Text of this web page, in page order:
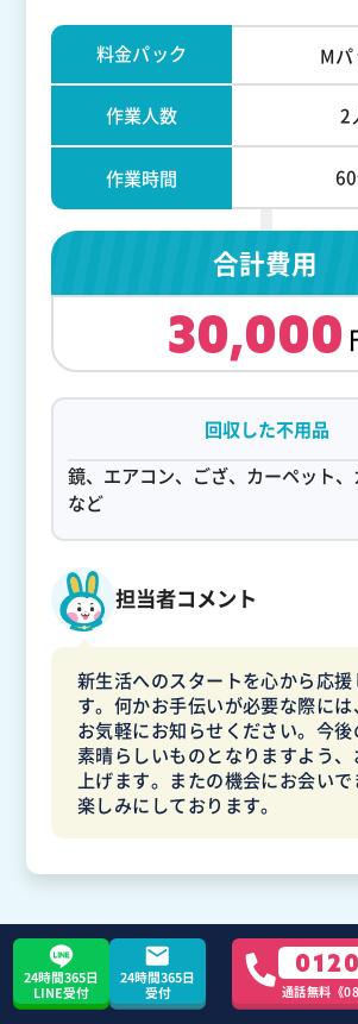
料金パック M
作業人数 2
作業時間
合計費用
30,000
回収した不用品
鏡、エアコン、ござ、カーペット
など
担当者コメント
新生活へのスタートを心から応援
す。何かお手伝いが必要な際に
お気軽にお知らせください。今
素晴らしいものとなりますよう
上げます。またの機会にお会い
楽しみにしております。
太田さん
20代 / 埼玉県 / 羽生市
不用品回収
24時間365日
LINE受付
24時間365日
受付
通話無料《